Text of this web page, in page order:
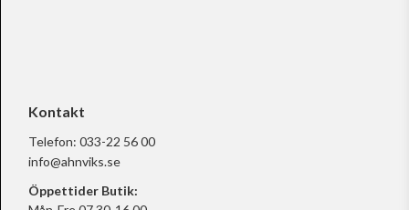
Kontakt
Telefon: 033-22 56 00
info@ahnviks.se
Öppettider Butik: